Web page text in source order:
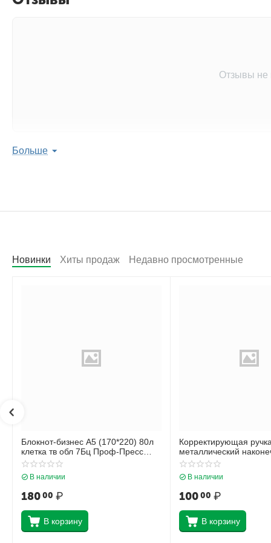
Отзывы не
Больше
Новинки Хиты продаж Недавно просмотренные
Блокнот-бизнес А5 (170*220) 80л
клетка тв обл 7Бц Проф-Пресс
Нежные листья глянц лам 80-4472
В наличии
18000 ₽
В корзину
Корректирующая
металлический
Krause Стандарт 55989
В наличии
10000 ₽
В корзину